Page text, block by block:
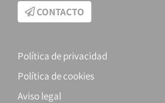
CONTACTO
Política de privacidad
Política de cookies
Aviso legal